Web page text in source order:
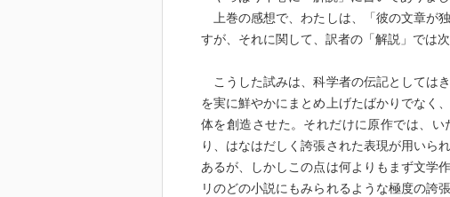
上巻の感想で、わたしは、「彼の文章が
すが、それに関して、訳者の「解説」では
こうした試みは、科学者の伝記としては
を実に鮮やかにまとめ上げたばかりでなく
体を創造させた。それだけに原作では、
り、はなはだしく誇張された表現が用いら
あるが、しかしこの点は何よりもまず文学
リのどの小説にもみられるような極度の誇